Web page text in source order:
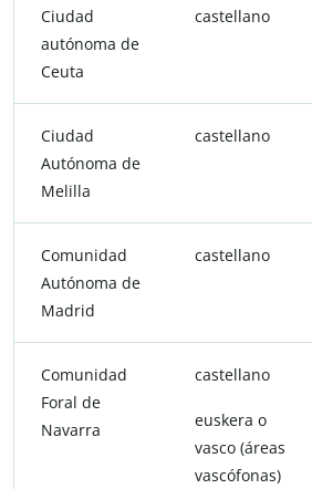
Ciudad
autónoma de
Ceuta
castellano
Ciudad
Autónoma de
Melilla
castellano
Comunidad
Autónoma de
Madrid
castellano
Comunidad
Foral de
Navarra
castellano
euskera o
vasco (áreas
vascófonas)